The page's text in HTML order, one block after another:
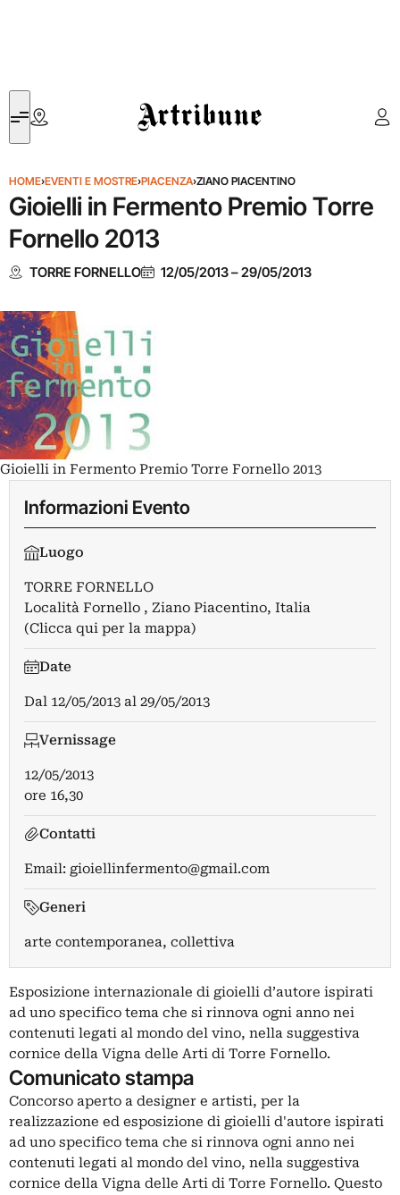
Artribune
HOME›EVENTI E MOSTRE›PIACENZA›ZIANO PIACENTINO
Gioielli in Fermento Premio Torre
Fornello 2013
TORRE FORNELLO 12/05/2013–29/05/2013
Gioielli in Fermento Premio Torre Fornello 2013
Informazioni Evento
Luogo
TORRE FORNELLO
Località Fornello , Ziano Piacentino, Italia
(Clicca qui per la mappa)
Date
Dal 12/05/2013 al 29/05/2013
Vernissage
12/05/2013
ore 16,30
Contatti
Email: gioiellinfermento@gmail.com
Generi
arte contemporanea, collettiva
Esposizione internazionale di gioielli d’autore ispirati
ad uno specifico tema che si rinnova ogni anno nei
contenuti legati al mondo del vino, nella suggestiva
cornice della Vigna delle Arti di Torre Fornello.
Comunicato stampa
Concorso aperto a designer e artisti, per la
realizzazione ed esposizione di gioielli d'autore ispirati
ad uno specifico tema che si rinnova ogni anno nei
contenuti legati al mondo del vino, nella suggestiva
cornice della Vigna delle Arti di Torre Fornello. Questo